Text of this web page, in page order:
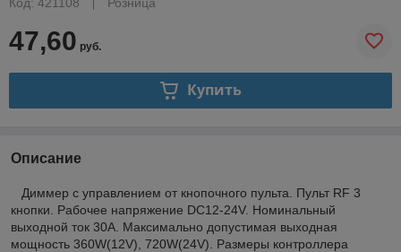
47,60 руб.
Купить
Описание
Диммер с управлением от кнопочного пульта. Пульт RF 3
кнопки. Рабочее напряжение DC12-24V. Номинальный
выходной ток 30A. Максимально допустимая выходная
мощность 360W(12V), 720W(24V). Размеры контроллера